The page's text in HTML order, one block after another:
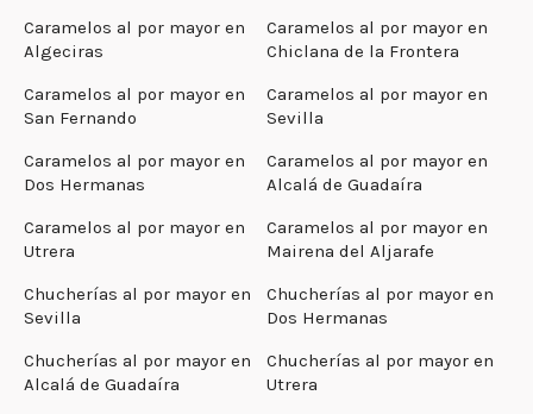
Caramelos al por mayor en
Algeciras
Caramelos al por mayor en
Chiclana de la Frontera
Caramelos al por mayor en
San Fernando
Caramelos al por mayor en
Sevilla
Caramelos al por mayor en
Dos Hermanas
Caramelos al por mayor en
Alcalá de Guadaíra
Caramelos al por mayor en
Utrera
Caramelos al por mayor en
Mairena del Aljarafe
Chucherías al por mayor en
Sevilla
Chucherías al por mayor en
Dos Hermanas
Chucherías al por mayor en
Alcalá de Guadaíra
Chucherías al por mayor en
Utrera